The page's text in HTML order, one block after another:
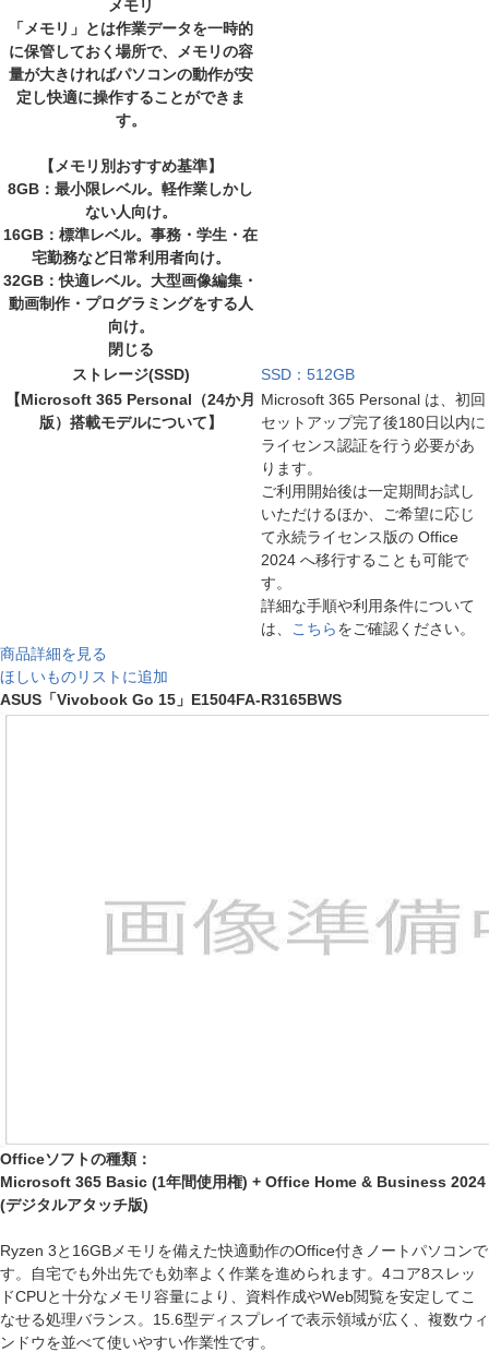
メモリ
「メモリ」とは作業データを一時的
に保管しておく場所で、メモリの容
量が大きければパソコンの動作が安
定し快適に操作することができま
す。
【メモリ別おすすめ基準】
8GB：最小限レベル。軽作業しかし
ない人向け。
16GB：標準レベル。事務・学生・在
宅勤務など日常利用者向け。
32GB：快適レベル。大型画像編集・
動画制作・プログラミングをする人
向け。
閉じる
ストレージ(SSD)
SSD：512GB
【Microsoft 365 Personal（24か月
版）搭載モデルについて】
Microsoft 365 Personal は、初回
セットアップ完了後180日以内に
ライセンス認証を行う必要があ
ります。
ご利用開始後は一定期間お試し
いただけるほか、ご希望に応じ
て永続ライセンス版の Office
2024 へ移行することも可能で
す。
詳細な手順や利用条件について
は、
こちらをご確認ください。
商品詳細を見る
ほしいものリストに追加
ASUS「Vivobook Go 15」E1504FA-R3165BWS
Officeソフトの種類：
Microsoft 365 Basic (1年間使用権) + Office Home & Business 2024
(デジタルアタッチ版)
Ryzen 3と16GBメモリを備えた快適動作のOffice付きノートパソコンで
す。自宅でも外出先でも効率よく作業を進められます。4コア8スレッ
ドCPUと十分なメモリ容量により、資料作成やWeb閲覧を安定してこ
なせる処理バランス。15.6型ディスプレイで表示領域が広く、複数ウィ
ンドウを並べて使いやすい作業性です。